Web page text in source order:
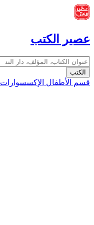
عصير الكتب
الكتب
قسم الأطفال الإكسسوارات